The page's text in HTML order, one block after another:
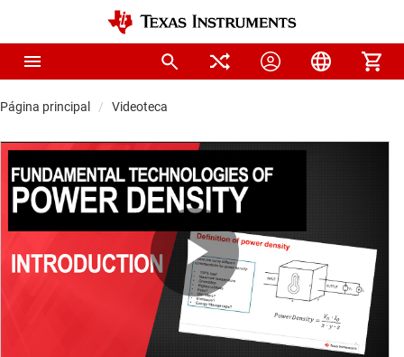
Página principal Videoteca
Play